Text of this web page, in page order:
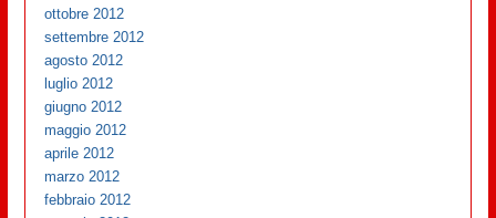
ottobre 2012
settembre 2012
agosto 2012
luglio 2012
giugno 2012
maggio 2012
aprile 2012
marzo 2012
febbraio 2012